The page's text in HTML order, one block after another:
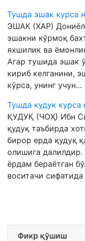
Тушда эшак курса
ЭШАК (ХАР) Дониёл
эшакни кўрмоқ
яхшилик ва
Агар тушида эшак
кириб келганини,
кўрса, унинг учун...
Тушда кудук курса
ҚУДУҚ (ЧОҲ) Ибн
қудуқ таъбирда
бирор ерда қудуқ
олишига далилдир.
ёрдам бераётган
воситачи сифатида
Фикр қўшиш